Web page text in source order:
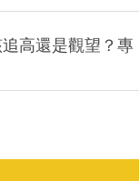
高還是觀望？專